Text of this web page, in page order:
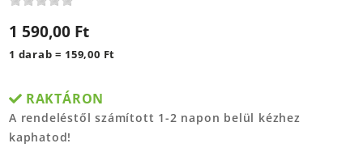
1 590,00 Ft
1 darab = 159,00 Ft
RAKTÁRON
A rendeléstől számított 1-2 napon belül kézhez
kaphatod!